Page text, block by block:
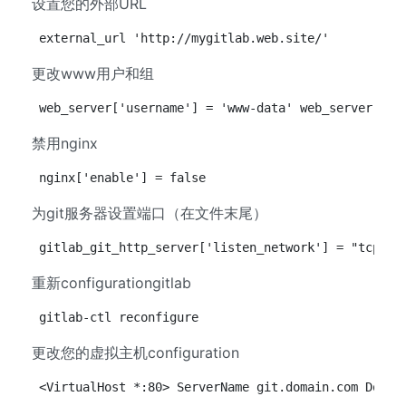
设置您的外部URL
external_url 'http://mygitlab.web.site/'
更改www用户和组
web_server['username'] = 'www-data'
禁用nginx
nginx['enable'] = false
为git服务器设置端口（在文件末尾）
gitlab_git_http_server['listen_network'] = "tcp"
重新configurationgitlab
gitlab-ctl reconfigure
更改您的虚拟主机configuration
<VirtualHost *:80> ServerName git.domain.com